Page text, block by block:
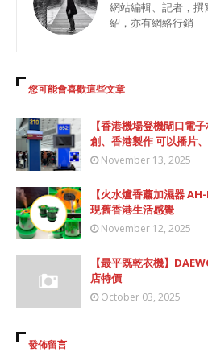
網站編輯、記者，
紹，亦有網絡行銷
您可能會喜歡這些文章
【香港機場登機閘口電
創、香港製作 可以播片
November 13, 2025
【火水爐香薰加濕器
現舊香港生活感覺
November 12, 2025
【最平既乾衣機】
店特價
October 03, 2025
發佈留言